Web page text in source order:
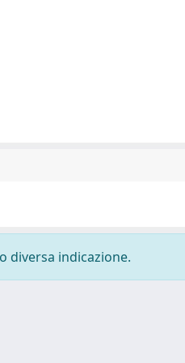
diversa indicazione.